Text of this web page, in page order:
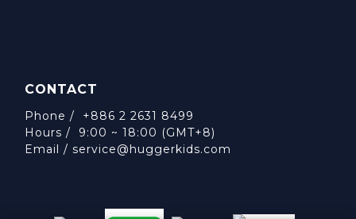
CONTACT
Phone / +886 2 2631 8499
Hours / 9:00 ~ 18:00 (GMT+8)
Email / service@huggerkids.com